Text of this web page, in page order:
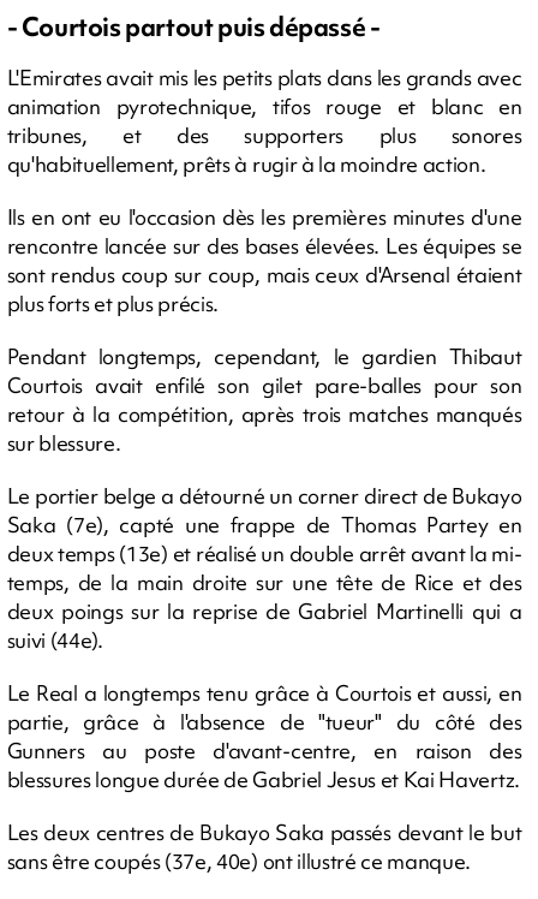
- Courtois partout puis dépassé -
L'Emirates avait mis les petits plats dans les grands avec
animation pyrotechnique, tifos rouge et blanc en
tribunes, et des supporters plus sonores
qu'habituellement, prêts à rugir à la moindre action.
Ils en ont eu l'occasion dès les premières minutes d'une
rencontre lancée sur des bases élevées. Les équipes se
sont rendus coup sur coup, mais ceux d'Arsenal étaient
plus forts et plus précis.
Pendant longtemps, cependant, le gardien Thibaut
Courtois avait enfilé son gilet pare-balles pour son
retour à la compétition, après trois matches manqués
sur blessure.
Le portier belge a détourné un corner direct de Bukayo
Saka (7e), capté une frappe de Thomas Partey en
deux temps (13e) et réalisé un double arrêt avant la mi-
temps, de la main droite sur une tête de Rice et des
deux poings sur la reprise de Gabriel Martinelli qui a
suivi (44e).
Le Real a longtemps tenu grâce à Courtois et aussi, en
partie, grâce à l'absence de "tueur" du côté des
Gunners au poste d'avant-centre, en raison des
blessures longue durée de Gabriel Jesus et Kai Havertz.
Les deux centres de Bukayo Saka passés devant le but
sans être coupés (37e, 40e) ont illustré ce manque.